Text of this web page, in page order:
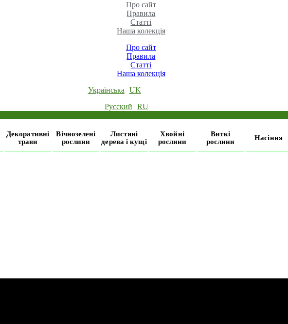
Про сайт
Правила
Статті
Наша колекція
Про сайт
Правила
Статті
Наша колекція
Українська
UK
Русский
RU
Декоративні
трави
Вічнозелені
рослини
Листяні
дерева і кущі
Хвойні
рослини
Виткі
рослини
Насіння